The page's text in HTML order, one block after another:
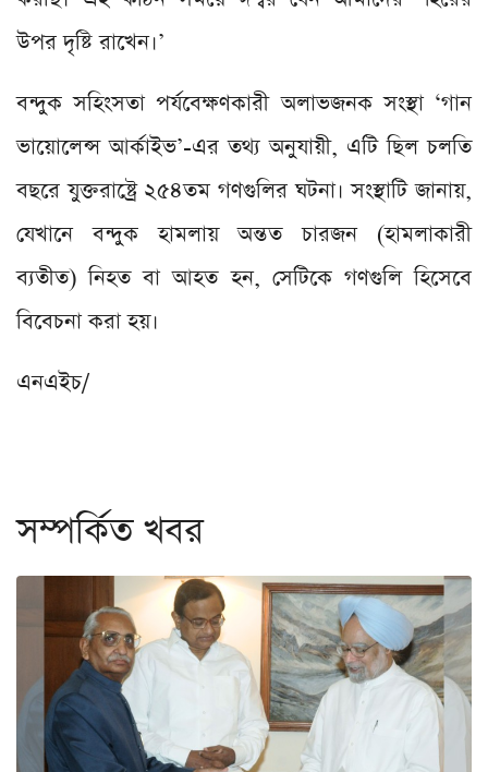
উপর দৃষ্টি রাখেন।’
বন্দুক সহিংসতা পর্যবেক্ষণকারী অলাভজনক সংস্থা ‘গান
ভায়োলেন্স আর্কাইভ’-এর তথ্য অনুযায়ী, এটি ছিল চলতি
বছরে যুক্তরাষ্ট্রে ২৫৪তম গণগুলির ঘটনা। সংস্থাটি জানায়,
যেখানে বন্দুক হামলায় অন্তত চারজন (হামলাকারী
ব্যতীত) নিহত বা আহত হন, সেটিকে গণগুলি হিসেবে
বিবেচনা করা হয়।
এনএইচ/
সম্পর্কিত খবর